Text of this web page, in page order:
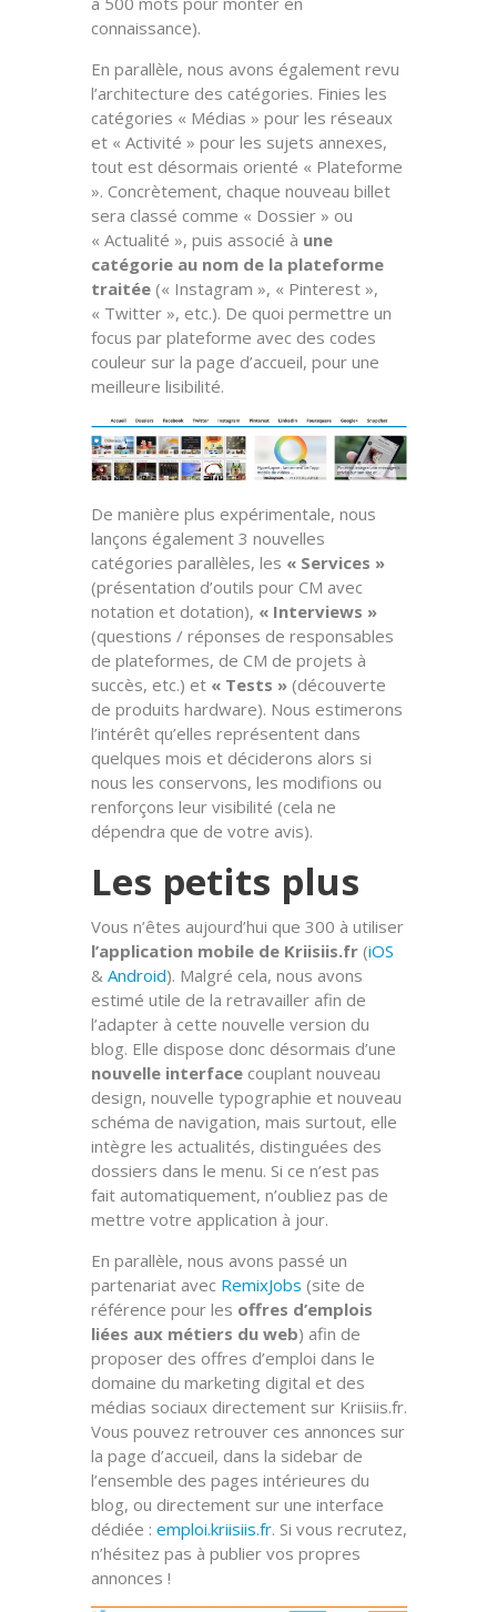
connaissance).
En parallèle, nous avons également revu
l’architecture des catégories. Finies les
catégories « Médias » pour les réseaux
et « Activité » pour les sujets annexes,
tout est désormais orienté « Plateforme
». Concrètement, chaque nouveau billet
sera classé comme « Dossier » ou
« Actualité », puis associé à une
catégorie au nom de la plateforme
traitée(« Instagram », « Pinterest »,
« Twitter », etc.). De quoi permettre un
focus par plateforme avec des codes
couleur sur la page d’accueil, pour une
meilleure lisibilité.
De manière plus expérimentale, nous
lançons également 3 nouvelles
catégories parallèles, les « Services »
(présentation d’outils pour CM avec
notation et dotation), « Interviews »
(questions / réponses de responsables
de plateformes, de CM de projets à
succès, etc.) et « Tests »(découverte
de produits hardware). Nous estimerons
l’intérêt qu’elles représentent dans
quelques mois et déciderons alors si
nous les conservons, les modifions ou
renforçons leur visibilité (cela ne
dépendra que de votre avis).
Les petits plus
Vous n’êtes aujourd’hui que 300 à utiliser
l’application mobile de Kriisiis.fr(iOS
& Android). Malgré cela, nous avons
estimé utile de la retravailler afin de
l’adapter à cette nouvelle version du
blog. Elle dispose donc désormais d’une
nouvelle interfacecouplant nouveau
design, nouvelle typographie et nouveau
schéma de navigation, mais surtout, elle
intègre les actualités, distinguées des
dossiers dans le menu. Si ce n’est pas
fait automatiquement, n’oubliez pas de
mettre votre application à jour.
En parallèle, nous avons passé un
partenariat avec RemixJobs (site de
référence pour les offres d’emplois
liées aux métiers du web) afin de
proposer des offres d’emploi dans le
domaine du marketing digital et des
médias sociaux directement sur Kriisiis.fr.
Vous pouvez retrouver ces annonces sur
la page d’accueil, dans la sidebar de
l’ensemble des pages intérieures du
blog, ou directement sur une interface
dédiée : emploi.kriisiis.fr. Si vous recrutez,
n’hésitez pas à publier vos propres
annonces !